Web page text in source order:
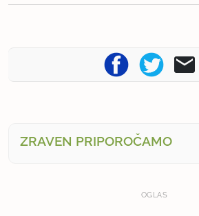
ZRAVEN PRIPOROČAMO
OGLAS